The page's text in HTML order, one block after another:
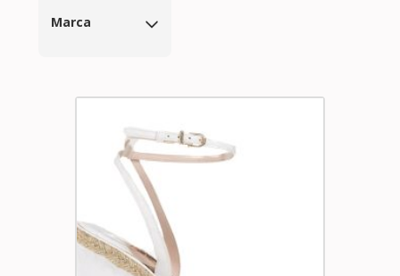
Marca